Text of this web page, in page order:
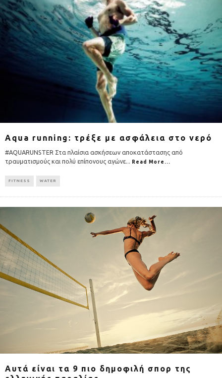
Aqua running: τρέξε με ασφάλεια στο νερό
#AQUARUNSTER Στα πλαίσια ασκήσεων αποκατάστασης από
τραυματισμούς και πολύ επίπονους αγώνε... Read More...
FITNESS WATER
Αυτά είναι τα 9 πιο δημοφιλή σπορ της